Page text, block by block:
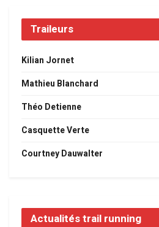
Traileurs
Kilian Jornet
Mathieu Blanchard
Théo Detienne
Casquette Verte
Courtney Dauwalter
Actualités trail running